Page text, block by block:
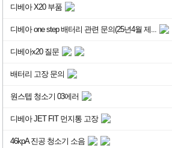
디베아 X20 부품
디베아 one step 배터리 관련 문의(25년4월 제...
디베아x20 질문
배터리 고장 문의
원스텝 청소기 03에러
디베아 JET FIT 먼지통 고장
46kpA 진공 청소기 소음